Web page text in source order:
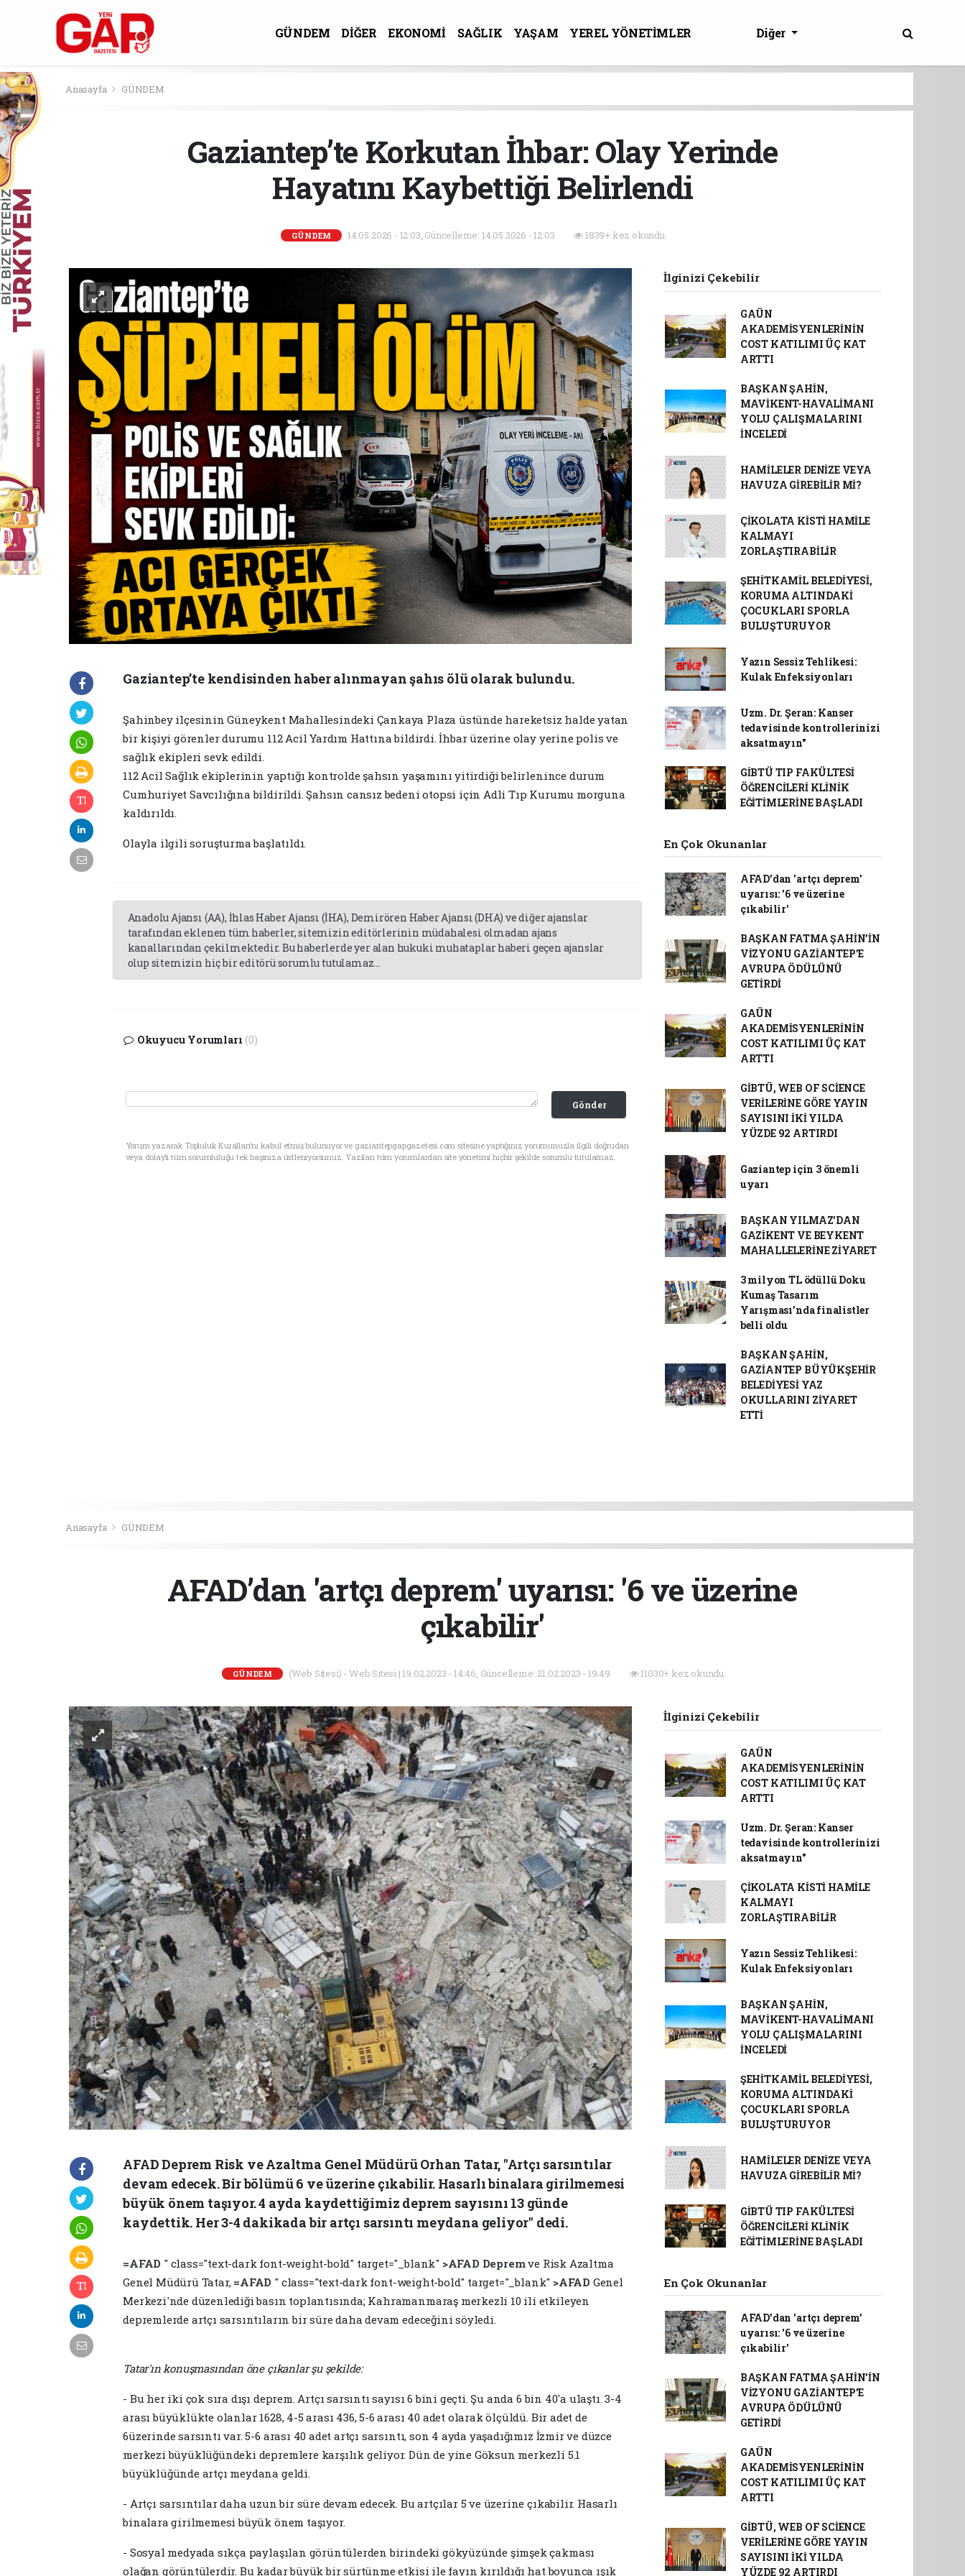
GÜNDEM DİĞER EKONOMİ SAĞLIK YAŞAM
YEREL YÖNETİMLER
Diğer
Anasayfa GÜNDEM
Gaziantep’te Korkutan İhbar: Olay Yerinde
Hayatını Kaybettiği Belirlendi
GÜNDEM 14.05.2026 - 12:03, Güncelleme: 14.05.2026 - 12:03 1839+ kez okundu.
Gaziantep’te kendisinden haber alınmayan şahıs ölü olarak bulundu.
Şahinbey ilçesinin Güneykent Mahallesindeki Çankaya Plaza üstünde hareketsiz halde yatan
bir kişiyi görenler durumu 112 Acil Yardım Hattına bildirdi. İhbar üzerine olay yerine polis ve
sağlık ekipleri sevk edildi.
112 Acil Sağlık ekiplerinin yaptığı kontrolde şahsın yaşamını yitirdiği belirlenince durum
Cumhuriyet Savcılığına bildirildi. Şahsın cansız bedeni otopsi için Adli Tıp Kurumu morguna
kaldırıldı.
Olayla ilgili soruşturma başlatıldı.
Anadolu Ajansı (AA), İhlas Haber Ajansı (İHA), Demirören Haber Ajansı (DHA) ve diğer ajanslar
tarafından eklenen tüm haberler, sitemizin editörlerinin müdahalesi olmadan ajans
kanallarından çekilmektedir. Bu haberlerde yer alan hukuki muhataplar haberi geçen ajanslar
olup sitemizin hiç bir editörü sorumlu tutulamaz...
Okuyucu Yorumları (0)
Gönder
Yorum yazarak Topluluk Kuralları’nı kabul etmiş bulunuyor ve gaziantepgapgazetesi.com sitesine yaptığınız yorumunuzla ilgili doğrudan
veya dolaylı tüm sorumluluğu tek başınıza üstleniyorsunuz. Yazılan tüm yorumlardan site yönetimi hiçbir şekilde sorumlu tutulamaz.
İlginizi Çekebilir
GAÜN
AKADEMİSYENLERİNİN
COST KATILIMI ÜÇ KAT
ARTTI
BAŞKAN ŞAHİN,
MAVİKENT-HAVALİMANI
YOLU ÇALIŞMALARINI
İNCELEDİ
HAMİLELER DENİZE VEYA
HAVUZA GİREBİLİR Mİ?
ÇİKOLATA KİSTİ HAMİLE
KALMAYI
ZORLAŞTIRABİLİR
ŞEHİTKAMİL BELEDİYESİ,
KORUMA ALTINDAKİ
ÇOCUKLARI SPORLA
BULUŞTURUYOR
Yazın Sessiz Tehlikesi:
Kulak Enfeksiyonları
Uzm. Dr. Şeran: Kanser
tedavisinde kontrollerinizi
aksatmayın"
GİBTÜ TIP FAKÜLTESİ
ÖĞRENCİLERİ KLİNİK
EĞİTİMLERİNE BAŞLADI
En Çok Okunanlar
AFAD’dan 'artçı deprem'
uyarısı: '6 ve üzerine
çıkabilir'
BAŞKAN FATMA ŞAHİN’İN
VİZYONU GAZİANTEP’E
AVRUPA ÖDÜLÜNÜ
GETİRDİ
GAÜN
AKADEMİSYENLERİNİN
COST KATILIMI ÜÇ KAT
ARTTI
GİBTÜ, WEB OF SCİENCE
VERİLERİNE GÖRE YAYIN
SAYISINI İKİ YILDA
YÜZDE 92 ARTIRDI
Gaziantep için 3 önemli
uyarı
BAŞKAN YILMAZ’DAN
GAZİKENT VE BEYKENT
MAHALLELERİNE ZİYARET
3 milyon TL ödüllü Doku
Kumaş Tasarım
Yarışması’nda finalistler
belli oldu
BAŞKAN ŞAHİN,
GAZİANTEP BÜYÜKŞEHİR
BELEDİYESİ YAZ
OKULLARINI ZİYARET
ETTİ
Anasayfa GÜNDEM
AFAD’dan 'artçı deprem' uyarısı: '6 ve üzerine
çıkabilir'
GÜNDEM (Web Sitesi) - Web Sitesi | 19.02.2023 - 14:46, Güncelleme: 21.02.2023 - 19:49 11030+ kez okundu.
AFAD Deprem Risk ve Azaltma Genel Müdürü Orhan Tatar, "Artçı sarsıntılar
devam edecek. Bir bölümü 6 ve üzerine çıkabilir. Hasarlı binalara girilmemesi
büyük önem taşıyor. 4 ayda kaydettiğimiz deprem sayısını 13 günde
kaydettik. Her 3-4 dakikada bir artçı sarsıntı meydana geliyor" dedi.
=AFAD " class="text-dark font-weight-bold" target="_blank" >AFAD Depremve Risk Azaltma
Genel Müdürü Tatar, =AFAD " class="text-dark font-weight-bold" target="_blank" >AFAD Genel
Merkezi'nde düzenlediği basın toplantısında; Kahramanmaraş merkezli 10 ili etkileyen
depremlerde artçı sarsıntıların bir süre daha devam edeceğini söyledi.
Tatar'ın konuşmasından öne çıkanlar şu şekilde:
- Bu her iki çok sıra dışı deprem. Artçı sarsıntı sayısı 6 bini geçti. Şu anda 6 bin 40'a ulaştı. 3-4
arası büyüklükte olanlar 1628, 4-5 arası 436, 5-6 arası 40 adet olarak ölçüldü. Bir adet de
6üzerinde sarsıntı var. 5-6 arası 40 adet artçı sarsıntı, son 4 ayda yaşadığımız İzmir ve düzce
merkezi büyüklüğündeki depremlere karşılık geliyor. Dün de yine Göksun merkezli 5.1
büyüklüğünde artçı meydana geldi.
- Artçı sarsıntılar daha uzun bir süre devam edecek. Bu artçılar 5 ve üzerine çıkabilir. Hasarlı
binalara girilmemesi büyük önem taşıyor.
- Sosyal medyada sıkça paylaşılan görüntülerden birindeki gökyüzünde şimşek çakması
olağan görüntülerdir. Bu kadar büyük bir sürtünme etkisi ile fayın kırıldığı hat boyunca ışık
İlginizi Çekebilir
GAÜN
AKADEMİSYENLERİNİN
COST KATILIMI ÜÇ KAT
ARTTI
Uzm. Dr. Şeran: Kanser
tedavisinde kontrollerinizi
aksatmayın"
ÇİKOLATA KİSTİ HAMİLE
KALMAYI
ZORLAŞTIRABİLİR
Yazın Sessiz Tehlikesi:
Kulak Enfeksiyonları
BAŞKAN ŞAHİN,
MAVİKENT-HAVALİMANI
YOLU ÇALIŞMALARINI
İNCELEDİ
ŞEHİTKAMİL BELEDİYESİ,
KORUMA ALTINDAKİ
ÇOCUKLARI SPORLA
BULUŞTURUYOR
HAMİLELER DENİZE VEYA
HAVUZA GİREBİLİR Mİ?
GİBTÜ TIP FAKÜLTESİ
ÖĞRENCİLERİ KLİNİK
EĞİTİMLERİNE BAŞLADI
En Çok Okunanlar
AFAD’dan 'artçı deprem'
uyarısı: '6 ve üzerine
çıkabilir'
BAŞKAN FATMA ŞAHİN’İN
VİZYONU GAZİANTEP’E
AVRUPA ÖDÜLÜNÜ
GETİRDİ
GAÜN
AKADEMİSYENLERİNİN
COST KATILIMI ÜÇ KAT
ARTTI
GİBTÜ, WEB OF SCİENCE
VERİLERİNE GÖRE YAYIN
SAYISINI İKİ YILDA
YÜZDE 92 ARTIRDI